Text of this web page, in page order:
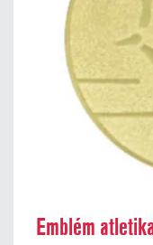
Emblém